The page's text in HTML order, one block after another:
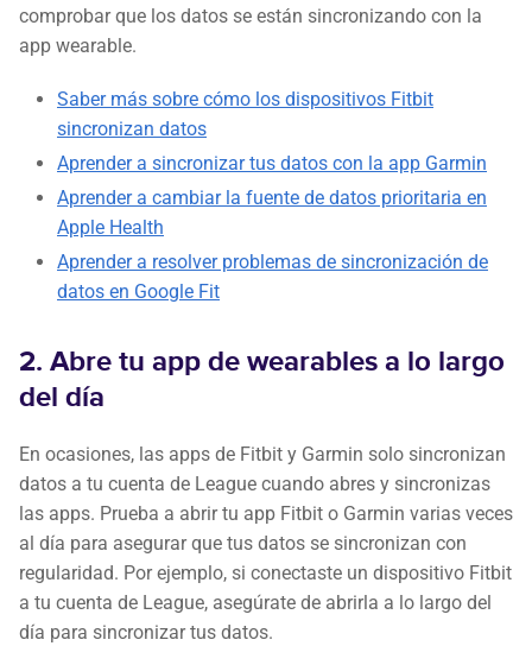
comprobar que los datos se están sincronizando con la
app wearable.
Saber más sobre cómo los dispositivos Fitbit
sincronizan datos
Aprender a sincronizar tus datos con la app Garmin
Aprender a cambiar la fuente de datos prioritaria en
Apple Health
Aprender a resolver problemas de sincronización de
datos en Google Fit
2. Abre tu app de wearables a lo largo
del día
En ocasiones, las apps de Fitbit y Garmin solo sincronizan
datos a tu cuenta de League cuando abres y sincronizas
las apps. Prueba a abrir tu app Fitbit o Garmin varias veces
al día para asegurar que tus datos se sincronizan con
regularidad. Por ejemplo, si conectaste un dispositivo Fitbit
a tu cuenta de League, asegúrate de abrirla a lo largo del
día para sincronizar tus datos.